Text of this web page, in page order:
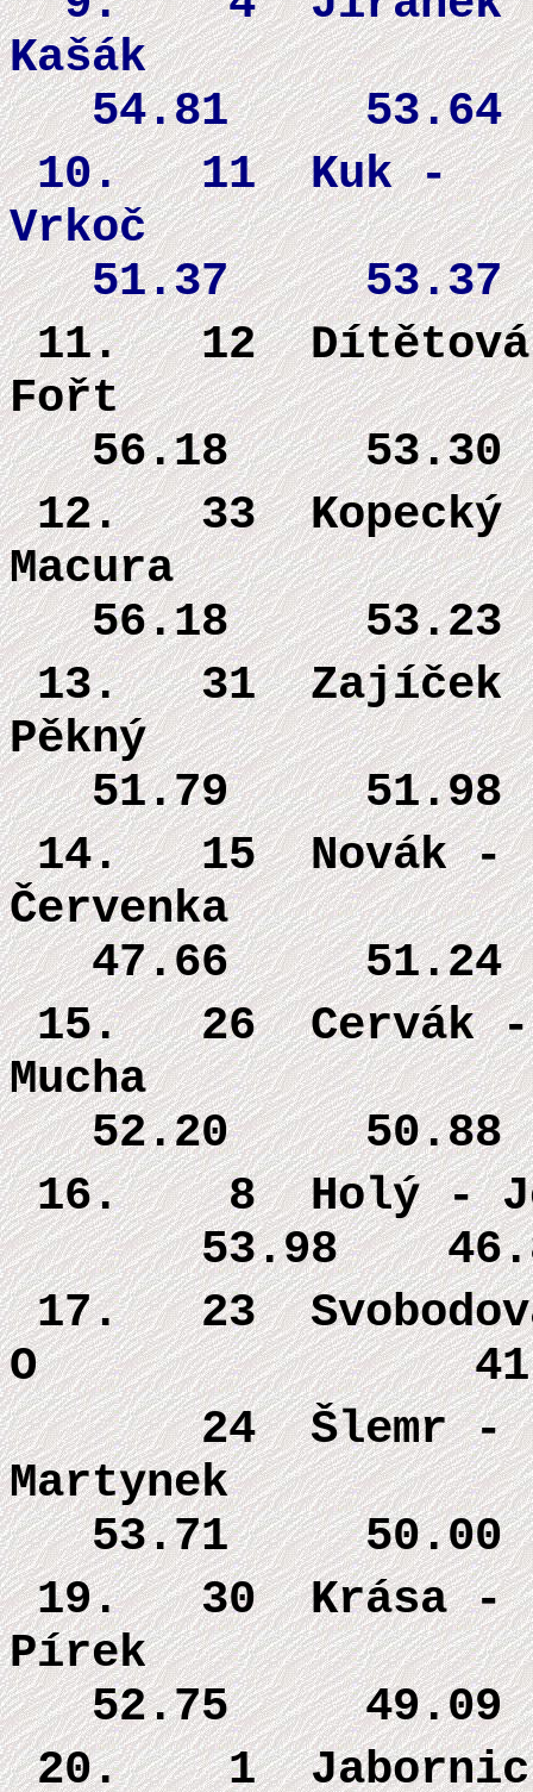
Kašák
54.81 53.64
10. 11Kuk -
Vrkoč
51.37 53.37
11. 12
Fořt
56.18 53.30
12. 33Kopecký
Macura
56.18 53.23
13. 31Zajíček
Pěkný
51.79 51.98
14. 15Novák -
47.66 51.24
15. 26Cervák -
Mucha
52.20 50.88
16. 8 Holý-
53.98
17. 23
O 41.76
24 Šlemr -
53.71 50.00
19. 30Krása -
Pírek
52.75 49.09
20. 1